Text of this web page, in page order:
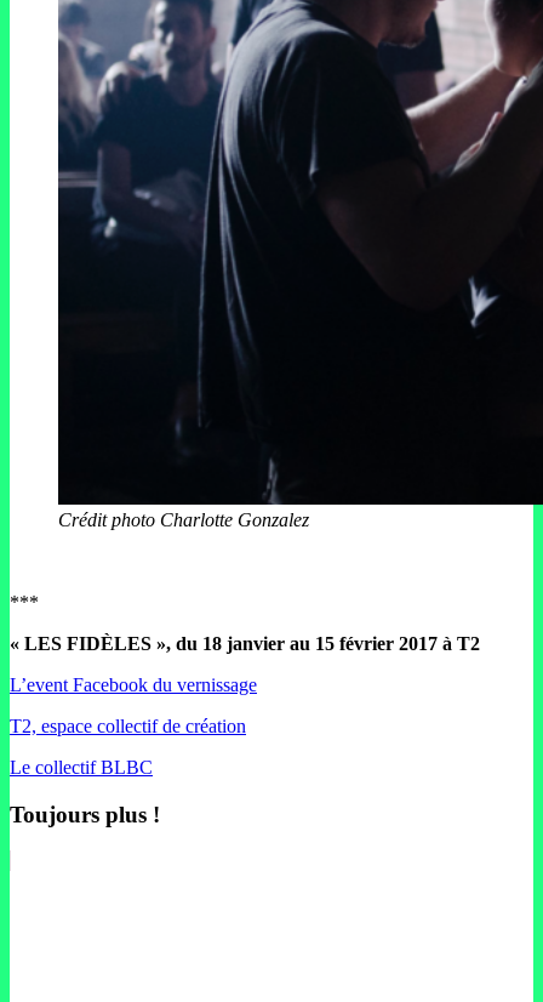
Crédit photo Charlotte Gonzalez
***
« LES FIDÈLES », du 18 janvier au 15 février 2017 à T2
L’event Facebook du vernissage
T2, espace collectif de création
Le collectif BLBC
Toujours plus !